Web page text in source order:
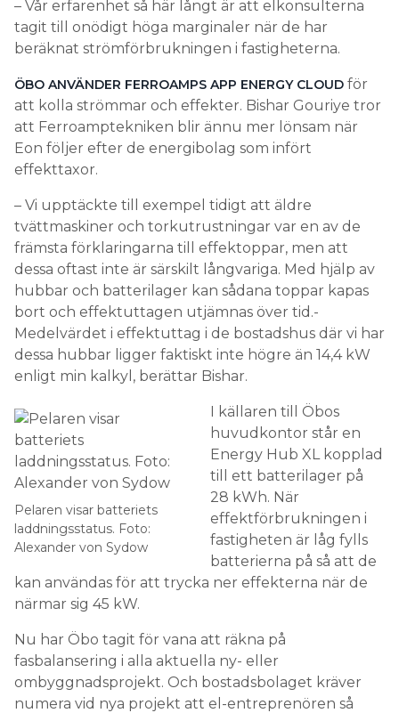
– Vår erfarenhet så här långt är att elkonsulterna
tagit till onödigt höga marginaler när de har
beräknat strömförbrukningen i fastigheterna.
ÖBO ANVÄNDER FERROAMPS APP ENERGY CLOUD för
att kolla strömmar och effekter. Bishar Gouriye tror
att Ferroamptekniken blir ännu mer lönsam när
Eon följer efter de energibolag som infört
effekttaxor.
– Vi upptäckte till exempel tidigt att äldre
tvättmaskiner och torkutrustningar var en av de
främsta förklaringarna till effektoppar, men att
dessa oftast inte är särskilt långvariga. Med hjälp av
hubbar och batterilager kan sådana toppar kapas
bort och effektuttagen utjämnas över tid.­
Medelvärdet i effektuttag i de bostadshus där vi har
dessa hubbar ligger faktiskt inte högre än 14,4 kW
enligt min kalkyl, berättar Bishar.
Pelaren visar batteriets
laddningsstatus. Foto:
Alexander von Sydow
I källaren till Öbos
huvudkontor står en
Energy Hub XL kopplad
till ett batteri­lager på
28 kWh. När
effektförbrukningen i
fastigheten är låg fylls
batterierna på så att de
kan användas för att trycka ner effekterna när de
närmar sig 45 kW.
Nu har Öbo tagit för vana att räkna på
fasbalansering i alla aktuella ny- eller
ombyggnadsprojekt. Och bostadsbolaget kräver
numera vid nya projekt att el-entreprenören så